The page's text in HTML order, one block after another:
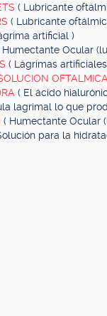
( Lubricante
( Lubricante
artificial )
Humectante Ocular
( Lágrimas
OFTALMICA
( El ácido
lagrimal lo que
( Humectante Ocular
para la